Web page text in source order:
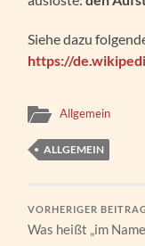
Siehe dazu
https://
Allgemein
ALLGEMEIN
VORHERIGER
Was heißt „im